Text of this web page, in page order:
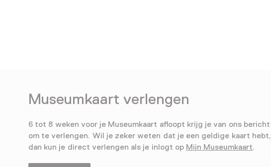
Museumkaart verlengen
6 tot 8 weken voor je Museumkaart afloopt krijg je van ons bericht
om te verlengen. Wil je zeker weten dat je een geldige kaart hebt,
dan kun je direct verlengen als je inlogt op Mijn Museumkaart.